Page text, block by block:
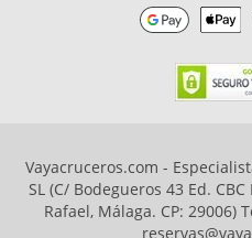
Vayacruceros.com -
SL (C/ Bodegueros 43 Ed.
Rafael, Málaga. CP: 29006)